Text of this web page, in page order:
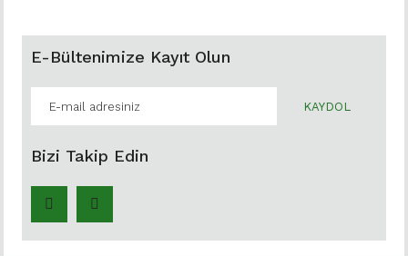
E-Bültenimize Kayıt Olun
KAYDOL
Bizi Takip Edin